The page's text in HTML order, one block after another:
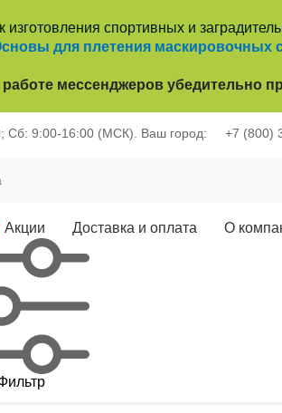
изготовления спортивных и
для плетения маскировочных
мессенджеров убедительно
Сб: 9:00-16:00 (МСК). Ваш город: +7 (800)
Акции Доставка и оплата О